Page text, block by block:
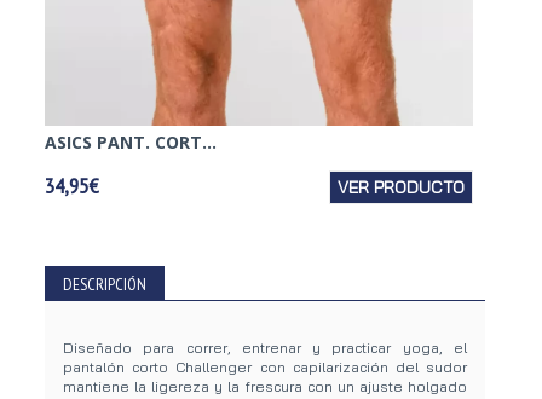
ASICS PANT. CORT...
34,95€ VER PRODUCTO
DESCRIPCIÓN
Diseñado para correr, entrenar y practicar yoga, el
pantalón corto Challenger con capilarización del sudor
mantiene la ligereza y la frescura con un ajuste holgado